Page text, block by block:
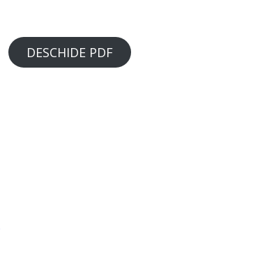
DESCHIDE PDF